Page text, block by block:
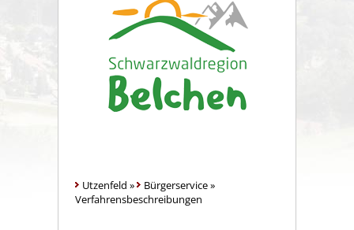
Utzenfeld » Bürgerservice»
Verfahrensbeschreibungen